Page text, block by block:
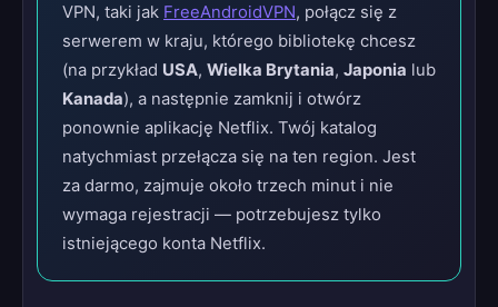
VPN, taki jak FreeAndroidVPN, połącz się z
serwerem w kraju, którego bibliotekę chcesz
(na przykład USA, Wielka Brytania, Japonia lub
Kanada), a następnie zamknij i otwórz
ponownie aplikację Netflix. Twój katalog
natychmiast przełącza się na ten region. Jest
za darmo, zajmuje około trzech minut i nie
wymaga rejestracji — potrzebujesz tylko
istniejącego konta Netflix.